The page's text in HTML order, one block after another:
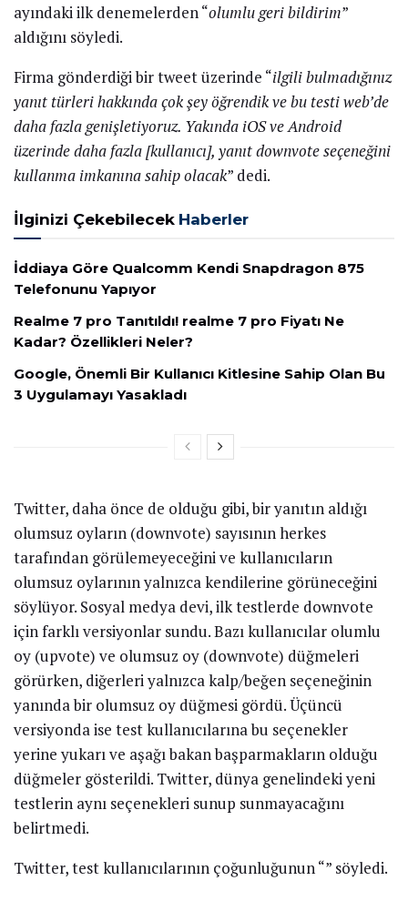
ayındaki ilk denemelerden “olumlu geri bildirim”
aldığını söyledi.
Firma gönderdiği bir tweet üzerinde “ilgili bulmadığınız
yanıt türleri hakkında çok şey öğrendik ve bu testi web’de
daha fazla genişletiyoruz. Yakında iOS ve Android
üzerinde daha fazla [kullanıcı], yanıt downvote seçeneğini
kullanma imkanına sahip olacak” dedi.
İlginizi Çekebilecek Haberler
İddiaya Göre Qualcomm Kendi Snapdragon 875
Telefonunu Yapıyor
Realme 7 pro Tanıtıldı! realme 7 pro Fiyatı Ne
Kadar? Özellikleri Neler?
Google, Önemli Bir Kullanıcı Kitlesine Sahip Olan Bu
3 Uygulamayı Yasakladı
Twitter, daha önce de olduğu gibi, bir yanıtın aldığı
olumsuz oyların (downvote) sayısının herkes
tarafından görülemeyeceğini ve kullanıcıların
olumsuz oylarının yalnızca kendilerine görüneceğini
söylüyor. Sosyal medya devi, ilk testlerde downvote
için farklı versiyonlar sundu. Bazı kullanıcılar olumlu
oy (upvote) ve olumsuz oy (downvote) düğmeleri
görürken, diğerleri yalnızca kalp/beğen seçeneğinin
yanında bir olumsuz oy düğmesi gördü. Üçüncü
versiyonda ise test kullanıcılarına bu seçenekler
yerine yukarı ve aşağı bakan başparmakların olduğu
düğmeler gösterildi. Twitter, dünya genelindeki yeni
testlerin aynı seçenekleri sunup sunmayacağını
belirtmedi.
Twitter, test kullanıcılarının çoğunluğunun “” söyledi.